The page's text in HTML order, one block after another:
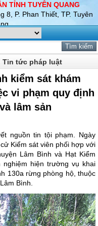
TỈNH TUYÊN QUANG
8, P. Phan Thiết, TP. Tuyên
Tin tức pháp luật
kiểm sát khám
vi phạm quy định
lâm sản
nguồn tin tội phạm. Ngày
Kiểm sát viên phối hợp với
Lâm Bình và Hạt Kiểm
nghiệm hiện trường vụ khai
130a rừng phòng hộ, thuộc
Bình.